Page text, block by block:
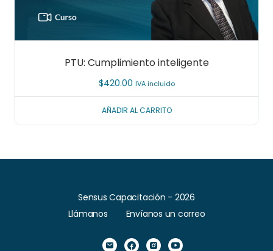
PTU: Cumplimiento inteligente
$420.00 IVA incluido
AÑADIR AL CARRITO
Sensus Capacitación - 2026
Llámanos
Envíanos un correo